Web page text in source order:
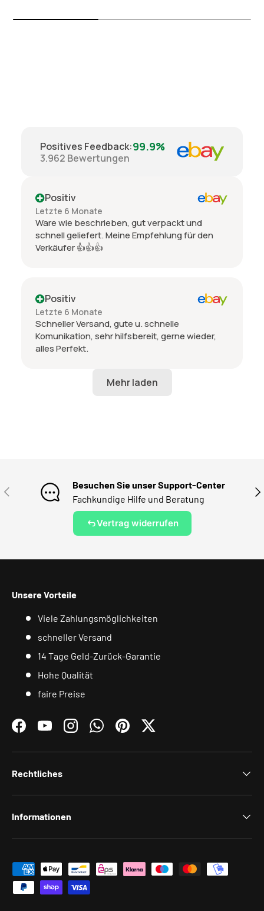
Positives Feedback:99.9%
3.962 Bewertungen
Positiv
Letzte 6 Monate
Ware wie beschrieben, gut verpackt und
schnell geliefert. Meine Empfehlung für den
Verkäufer 👍👍👍
Positiv
Letzte 6 Monate
Schneller Versand, gute u. schnelle
Komunikation, sehr hilfsbereit, gerne wieder,
alles Perfekt.
VORHERIGE
Besuchen Sie unser Support-Center
Fachkundige Hilfe und Beratung
Vertrag widerrufen
Unsere Vorteile
Viele Zahlungsmöglichkeiten
schneller Versand
14 Tage Geld-Zurück-Garantie
Hohe Qualität
faire Preise
FacebookYouTubeInstagramWhatsAppPinterestTwitter
Rechtliches
Informationen
Zahlungsmethoden